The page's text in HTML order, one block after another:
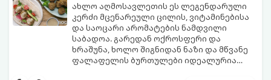
ახლო აღმოსავლეთის ეს ლეგენდარული
კერძი მცენარეული ცილის, ვიტამინებისა
და საოცარი არომატების ნამდვილი
საბადოა. გარედან ოქროსფერი და
ხრაშუნა, ხოლო შიგნიდან ნაზი და მწვანე
ფალაფელის ბურთულები იდეალურია